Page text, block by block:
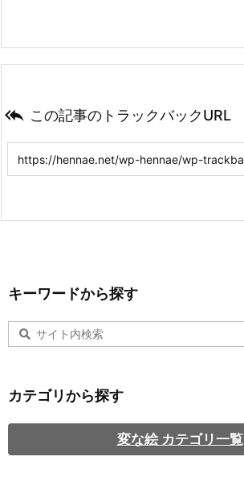
 この記事のトラックバックURL
キーワードから探す
カテゴリから探す
変な絵 カテゴリ一覧